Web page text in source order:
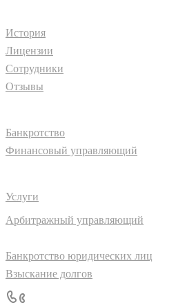
История
Лицензии
Сотрудники
Отзывы
Банкротство
Финансовый управляющий
Услуги
Арбитражный управляющий
Банкротство юридических лиц
Взыскание долгов